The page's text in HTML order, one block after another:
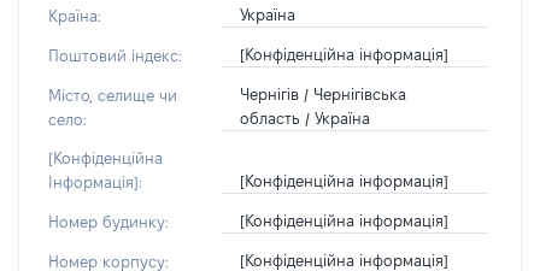
Країна: Україна
Поштовий індекс: [Конфіденційна інформація]
Місто, селище чи
село:
Чернігів / Чернігівська
область / Україна
[Конфіденційна
Інформація]:
[Конфіденційна інформація]
Номер будинку: [Конфіденційна інформація]
Номер корпусу: [Конфіденційна інформація]